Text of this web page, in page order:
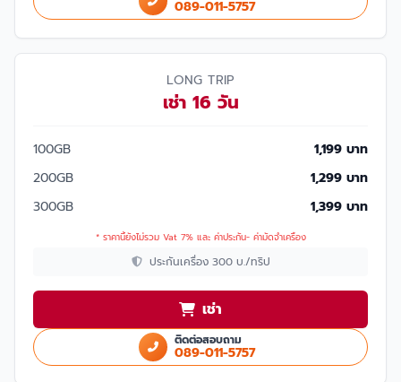
089-011-5757
LONG TRIP
เช่า 16 วัน
100GB
1,199 บาท
200GB
1,299 บาท
300GB
1,399 บาท
* ราคานี้ยังไม่รวม Vat 7% และ ค่าประกัน- ค่ามัดจำเครื่อง
ประกันเครื่อง 300 บ./ทริป
เช่า
ติดต่อสอบถาม
089-011-5757